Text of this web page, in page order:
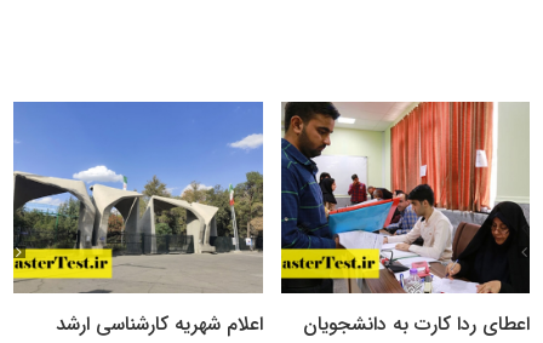
اعطای ردا کارت به دانشجویان
اعلام شهریه کارشناسی ارشد